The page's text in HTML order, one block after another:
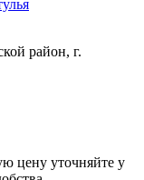
район, г.
цену уточняйте у